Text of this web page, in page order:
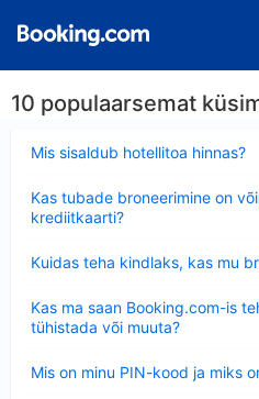
10 populaarsemat
Mis sisaldub hotellitoa hinnas?
Kas tubade broneerimine on
krediitkaarti?
Kuidas teha kindlaks, kas mu
Kas ma saan Booking.com-is
tühistada või muuta?
Mis on minu PIN-kood ja miks